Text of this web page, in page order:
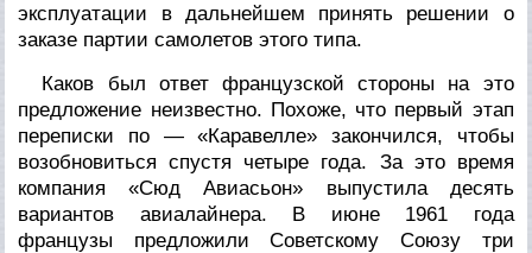
эксплуатации в дальнейшем принять решении о
заказе партии самолетов этого типа.
Каков был ответ французской стороны на это
предложение неизвестно. Похоже, что первый этап
переписки по — «Каравелле» закончился, чтобы
возобновиться спустя четыре года. За это время
компания «Сюд Авиасьон» выпустила десять
вариантов авиалайнера. В июне 1961 года
французы предложили Советскому Союзу три